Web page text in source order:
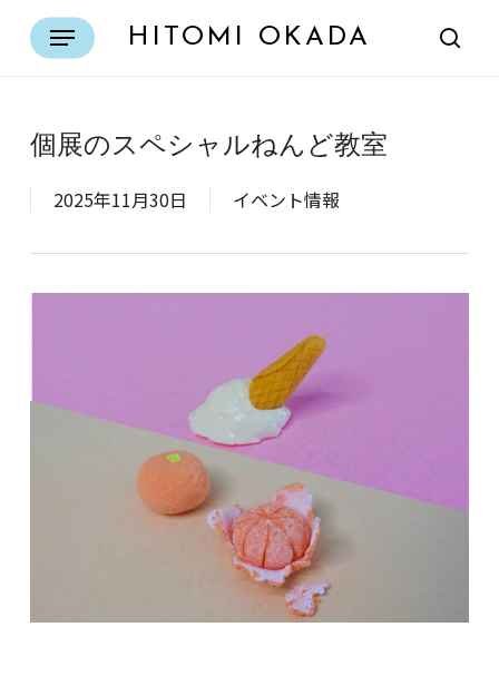
HITOMI OKADA
Menu
個展のスペシャルねんど教室
2025年11月30日 イベント情報